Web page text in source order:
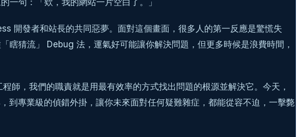
開發者和站長的共同惡夢。面對這個畫面，很多人的第一反應是驚慌失
瞎猜流」 Debug 法，運氣好可能讓你解決問題，但更多時候是浪費時間，
，我們的職責就是用最有效率的方式找出問題的根源並解決它。今天，
到專業級的偵錯外掛，讓你未來面對任何疑難雜症，都能從容不迫，一擊斃
WP_DEBUG
啟用偵錯模式的「三神器」